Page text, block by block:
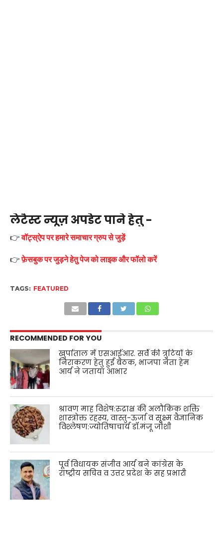
लेटैस्ट न्यूज़ अपडेट पाने हेतु -
👉वॉट्स्ऐप पर हमारे समाचार ग्रुप से जुड़ें
👉फ़ेसबुक पर जुड़ने हेतु पेज को लाइक और फॉलो करें
TAGS: FEATURED
RECOMMENDED FOR YOU
खुर्पाताल में एसआईआर. सर्वे की त्रुटियों के
निराकरण हेतु हुई बैठक, भाजपा नेता हेम
आर्य ने जताया आभार
श्रावण माह विशेष:रुद्राक्ष की अलौकिक शक्ति
शास्त्रोक्त रहस्य, वास्तु-ऊर्जा व सूक्ष्म वैज्ञानिक
विश्लेषण:ज्योतिषाचार्य डॉ.मंजू जोशी
पूर्व विधायक संजीव आर्य बने कांग्रेस के
राष्ट्रीय सचिव व उत्तर प्रदेश के सह प्रभारी